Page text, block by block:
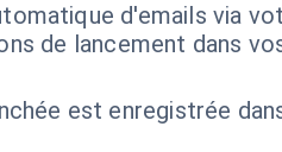
d'emails via
de lancement dans
est enregistrée